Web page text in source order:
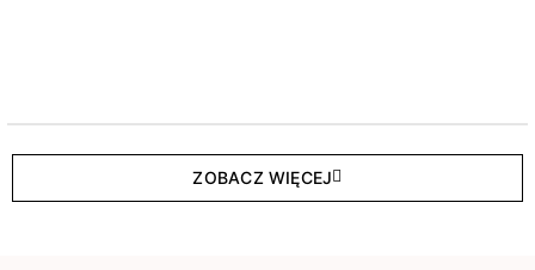
ZOBACZ WIĘCEJ